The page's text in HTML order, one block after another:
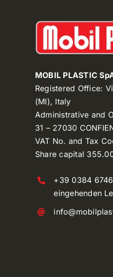
MOBIL PLASTIC
Registered Office:
(MI), Italy
Administrative and
31 – 27030
VAT No. and Tax
Share capital
+39 0384
eingehenden